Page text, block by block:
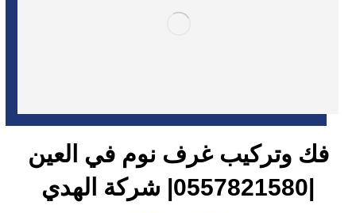
فك وتركيب غرف نوم في العين